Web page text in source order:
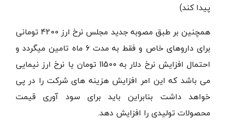
پیدا کند)
همچنین بر طبق مصوبه جدید مجلس نرخ ارز 4200 تومانی
برای داروهای خاص و فقط به مدت 6 ماه تامین میگردد و
احتمال افزایش نرخ دلار به 11500 تومان یا نرخ ارز نیمایی
می باشد که این امر افزایش هزینه های شرکت را در پی
خواهد داشت بنابراین باید برای سود آوری قیمت
محصولات تولیدی را افزایش دهد.